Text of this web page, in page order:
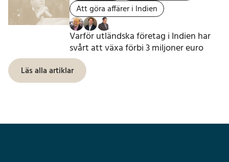
Att göra affärer i Indien
Varför utländska företag i Indien har
svårt att växa förbi 3 miljoner euro
Läs alla artiklar